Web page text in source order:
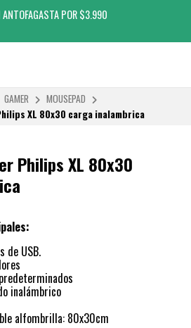
ANTOFAGASTA POR $3.990
GAMER
MOUSEPAD
XL 80x30 carga inalambrica
Philips XL 80x30
de USB.
inalámbrico
alfombrilla: 80x30cm